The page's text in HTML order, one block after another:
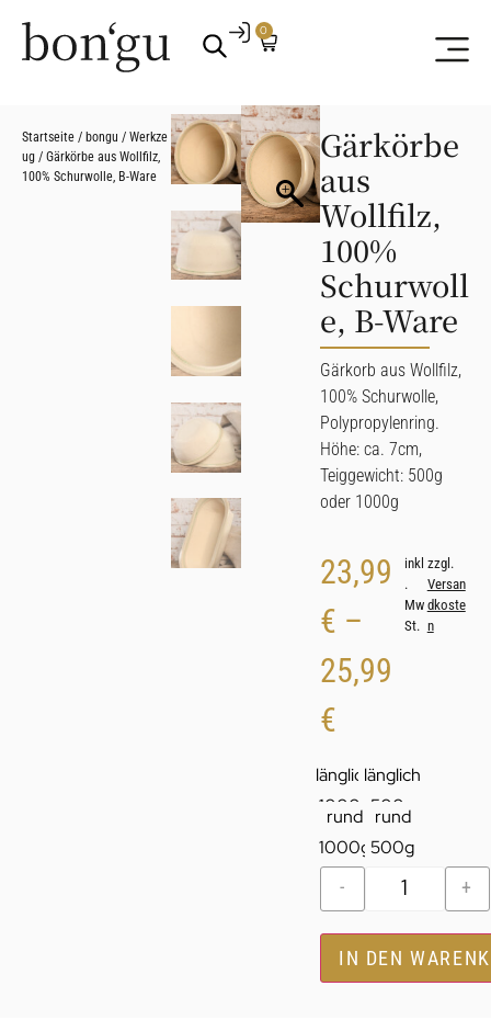
0
Startseite / bongu / Werkze
ug / Gärkörbe aus Wollfilz,
100% Schurwolle, B-Ware
Gärkörbe
aus
Wollfilz,
100%
Schurwoll
e, B-Ware
Gärkorb aus Wollfilz,
100% Schurwolle,
Polypropylenring.
Höhe: ca. 7cm,
Teiggewicht: 500g
oder 1000g
23,99
€ –
25,99
€
inkl
.
Mw
St.
zzgl.
Versan
dkoste
n
länglich
1000g
länglich
500g
rund
1000g
rund
500g
-
+
IN DEN